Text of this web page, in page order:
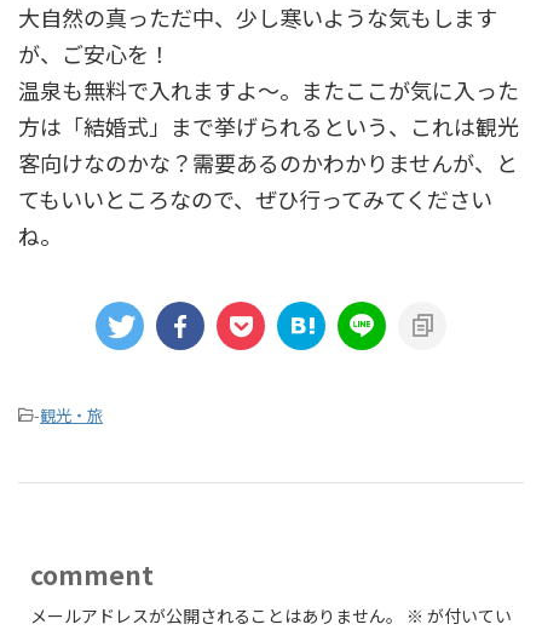
大自然の真っただ中、少し寒いような気もします
が、ご安心を！
温泉も無料で入れますよ～。またここが気に入った
方は「結婚式」まで挙げられるという、これは観光
客向けなのかな？需要あるのかわかりませんが、と
てもいいところなので、ぜひ行ってみてください
ね。
-観光・旅
comment
メールアドレスが公開されることはありません。 ※ が付いてい